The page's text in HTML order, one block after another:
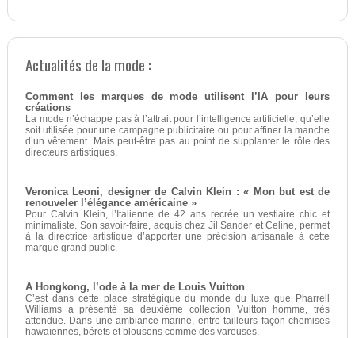
Actualités de la mode :
Comment les marques de mode utilisent l’IA pour leurs
créations
La mode n’échappe pas à l’attrait pour l’intelligence artificielle, qu’elle
soit utilisée pour une campagne publicitaire ou pour affiner la manche
d’un vêtement. Mais peut-être pas au point de supplanter le rôle des
directeurs artistiques.
Veronica Leoni, designer de Calvin Klein : « Mon but est de
renouveler l’élégance américaine »
Pour Calvin Klein, l’Italienne de 42 ans recrée un vestiaire chic et
minimaliste. Son savoir-faire, acquis chez Jil Sander et Celine, permet
à la directrice artistique d’apporter une précision artisanale à cette
marque grand public.
A Hongkong, l’ode à la mer de Louis Vuitton
C’est dans cette place stratégique du monde du luxe que Pharrell
Williams a présenté sa deuxième collection Vuitton homme, très
attendue. Dans une ambiance marine, entre tailleurs façon chemises
hawaïennes, bérets et blousons comme des vareuses.